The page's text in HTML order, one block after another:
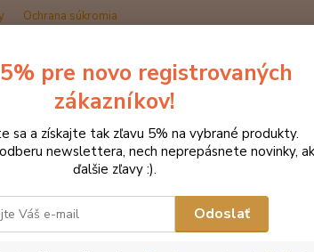
Ochrana súkromia
Hľadať
Psy a mačky Doplnky pre BARF Dromy
BARF 600 g +20
pre novo registrovaných
zákazníkov!
sa a získajte tak zľavu 5% na vybrané produkty.
newslettera, nech neprepásnete novinky,
ďalšie zľavy :).
Odoslať